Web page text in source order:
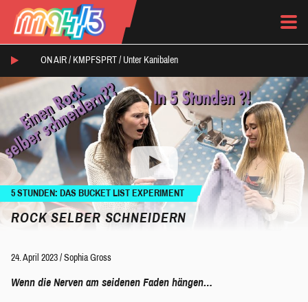
ON AIR / KMPFSPRT / Unter Kanibalen
5 STUNDEN: DAS BUCKET LIST EXPERIMENT
ROCK SELBER SCHNEIDERN
24. April 2023 / Sophia Gross
Wenn die Nerven am seidenen Faden hängen…